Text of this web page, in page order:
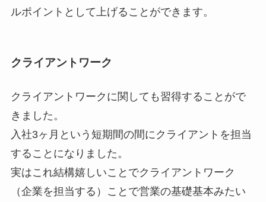
ルポイントとして上げることができます。
クライアントワーク
クライアントワークに関しても習得することがで
きました。
入社3ヶ月という短期間の間にクライアントを担当
することになりました。
実はこれ結構嬉しいことでクライアントワーク
（企業を担当する）ことで営業の基礎基本みたい